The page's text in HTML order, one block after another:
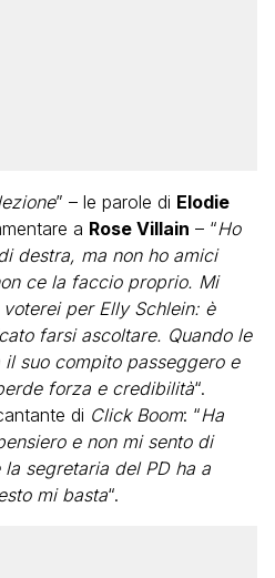
” – le parole di Elodie
a Rose Villain – “Ho
destra, ma non ho amici
ce la faccio proprio. Mi
per Elly Schlein: è
farsi ascoltare. Quando le
suo compito passeggero e
forza e credibilità“.
di Click Boom: “Ha
e non mi sento di
segretaria del PD ha a
mi basta“.